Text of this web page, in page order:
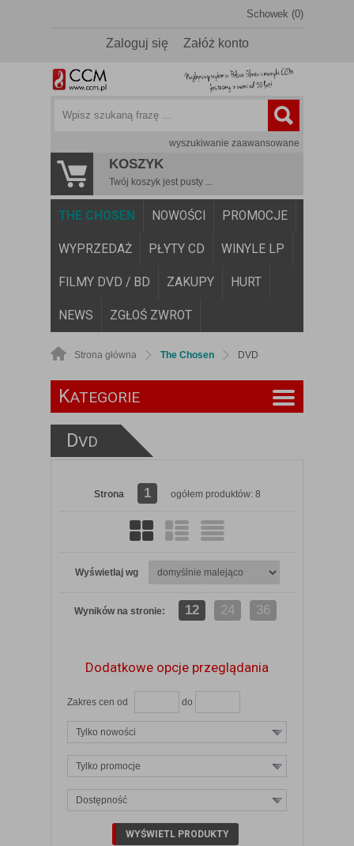
Schowek (0)
Zaloguj się Załóż konto
wyszukiwanie zaawansowane
KOSZYK
Twój koszyk jest pusty ...
THE CHOSEN NOWOŚCI PROMOCJE
WYPRZEDAŻ PŁYTY CD WINYLE LP
FILMY DVD / BD ZAKUPY HURT
NEWS ZGŁOŚ ZWROT
Strona główna The Chosen DVD
KATEGORIE
DVD
Strona 1 ogółem produktów: 8
Wyświetlaj wg
Wyników na stronie: 12 24 36
Dodatkowe opcje przeglądania
Zakres cen od do
Tylko nowości
Tylko promocje
Dostępność
ZOBACZ SZCZEGÓŁY